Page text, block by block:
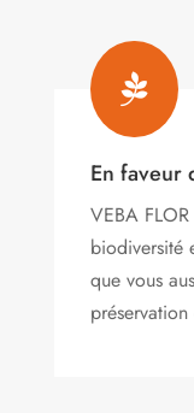

En faveur
VEBA FLOR
biodiversité
que vous